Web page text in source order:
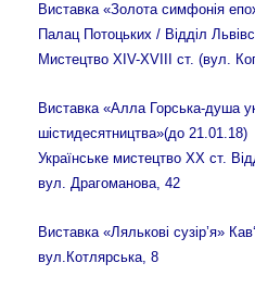
Виставка «Золота симфонія
Палац Потоцьких / Відділ
Мистецтво XIV-XVIII ст. (вул.
Виставка «Алла Горська-душа
шістидесятництва»(до 21.01.18)
Українське мистецтво ХХ ст.
вул. Драгоманова, 42
Виставка «Лялькові сузір’я»
вул.Котлярська, 8